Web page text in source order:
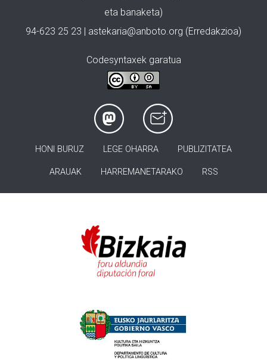
eta banaketa)
94-623 25 23 | astekaria@anboto.org (Erredakzioa)
Codesyntaxek garatua
HONI BURUZ LEGE OHARRA PUBLIZITATEA
ARAUAK HARREMANETARAKO RSS